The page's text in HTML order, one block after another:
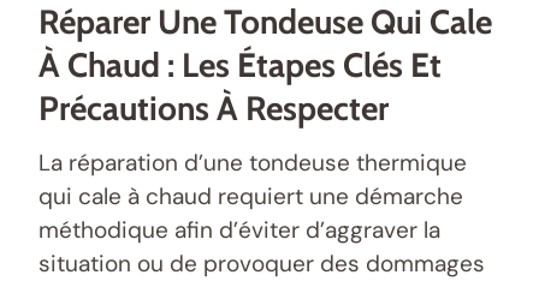
Réparer Une Tondeuse Qui Cale
À Chaud : Les Étapes Clés Et
Précautions À Respecter
La réparation d’une tondeuse thermique
qui cale à chaud requiert une démarche
méthodique afin d’éviter d’aggraver la
situation ou de provoquer des dommages